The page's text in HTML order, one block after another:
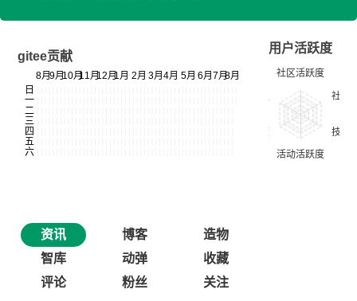
gitee贡献
用户活跃度
资讯 博客
造物
智库
动弹
收藏
评论
粉丝 关注